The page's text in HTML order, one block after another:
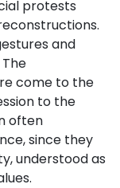
protests
and
come to the
to the
often
since they
understood as